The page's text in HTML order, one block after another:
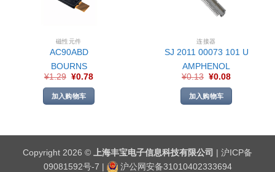
磁性元件
AC90ABD
BOURNS
¥1.29 ¥0.78
加入购物车
连接器
SJ 2011 00073 101 U
AMPHENOL
¥0.13 ¥0.08
加入购物车
Copyright 2026 © 上海丰宝电子信息科技有限公司 | 沪ICP备
09081592号-7 | 沪公网安备31010402333694